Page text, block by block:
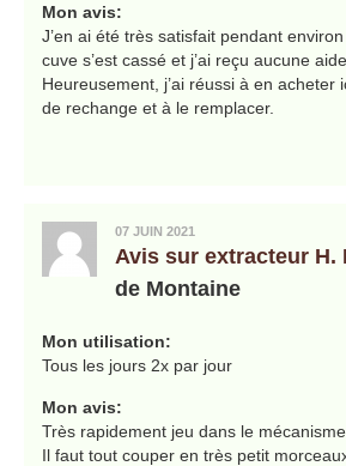
Mon avis:
J’en ai été très satisfait pendant
cuve s’est cassé et j’ai reçu aucune
Heureusement, j’ai réussi à en acheter
de rechange et à le remplacer.
07 JUIN 2021
Avis sur extracteur H.
de Montaine
Mon utilisation:
Tous les jours 2x par jour
Mon avis:
Très rapidement jeu dans le mécanisme
Il faut tout couper en très petit